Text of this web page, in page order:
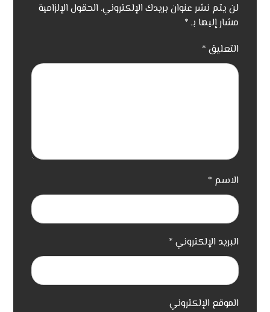
لن يتم نشر عنوان بريدك الإلكتروني. الحقول الإلزامية
مشار إليها بـ*
التعليق *
الاسم *
البريد الإلكتروني *
الموقع الإلكتروني